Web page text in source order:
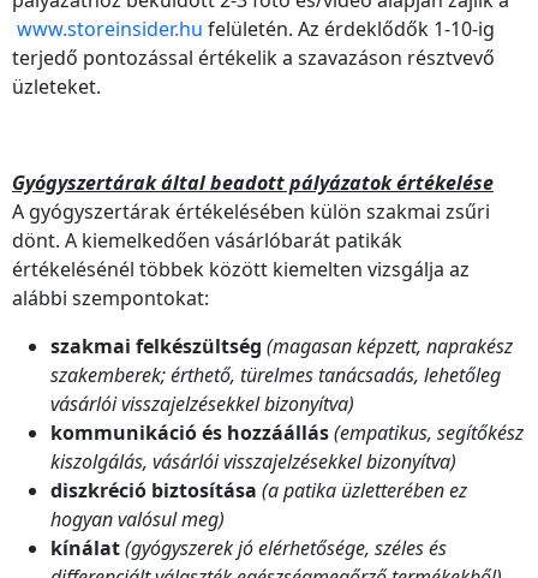
www.storeinsider.hu felületén. Az érdeklődők 1-10-ig
terjedő pontozással értékelik a szavazáson résztvevő
üzleteket.
Gyógyszertárak által beadott pályázatok értékelése
A gyógyszertárak értékelésében külön szakmai zsűri
dönt. A kiemelkedően vásárlóbarát patikák
értékelésénél többek között kiemelten vizsgálja az
alábbi szempontokat:
szakmai felkészültség (magasan képzett, naprakész
szakemberek; érthető, türelmes tanácsadás, lehetőleg
vásárlói visszajelzésekkel bizonyítva)
kommunikáció és hozzáállás(empatikus, segítőkész
kiszolgálás, vásárlói visszajelzésekkel bizonyítva)
diszkréció biztosítása (a patika üzletterében ez
hogyan valósul meg)
kínálat(gyógyszerek jó elérhetősége, széles és